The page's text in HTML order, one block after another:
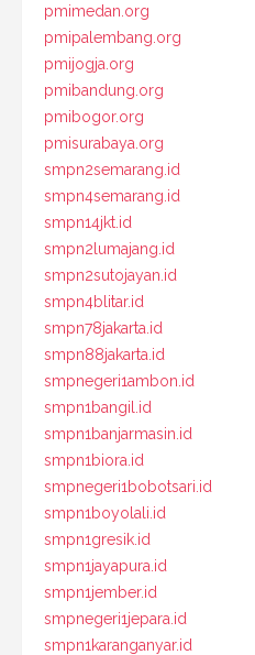
pmimedan.org
pmipalembang.org
pmijogja.org
pmibandung.org
pmibogor.org
pmisurabaya.org
smpn2semarang.id
smpn4semarang.id
smpn14jkt.id
smpn2lumajang.id
smpn2sutojayan.id
smpn4blitar.id
smpn78jakarta.id
smpn88jakarta.id
smpnegeri1ambon.id
smpn1bangil.id
smpn1banjarmasin.id
smpn1biora.id
smpnegeri1bobotsari.id
smpn1boyolali.id
smpn1gresik.id
smpn1jayapura.id
smpn1jember.id
smpnegeri1jepara.id
smpn1karanganyar.id